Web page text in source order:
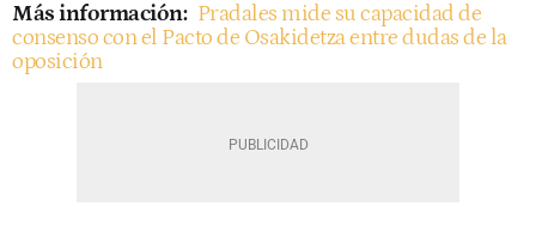
Más información: Pradales mide su capacidad de
consenso con el Pacto de Osakidetza entre dudas de la
oposición